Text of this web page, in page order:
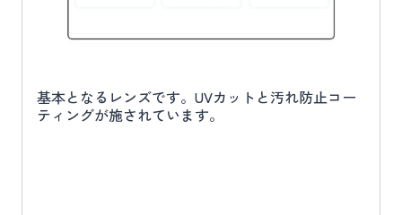
基本となるレンズです。UVカットと汚れ防止コー
ティングが施されています。